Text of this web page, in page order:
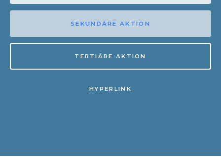
SEKUNDÄRE AKTION
TERTIÄRE AKTION
HYPERLINK